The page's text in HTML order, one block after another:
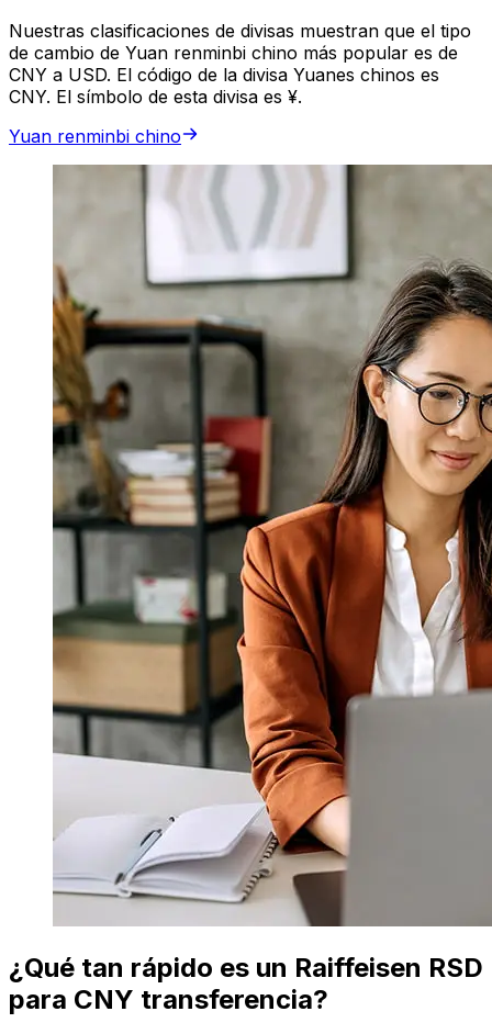
Nuestras clasificaciones de divisas muestran que el tipo
de cambio de Yuan renminbi chino más popular es de
CNY a USD. El código de la divisa Yuanes chinos es
CNY. El símbolo de esta divisa es ¥.
Yuan renminbi chino
¿Qué tan rápido es un Raiffeisen RSD
para CNY transferencia?